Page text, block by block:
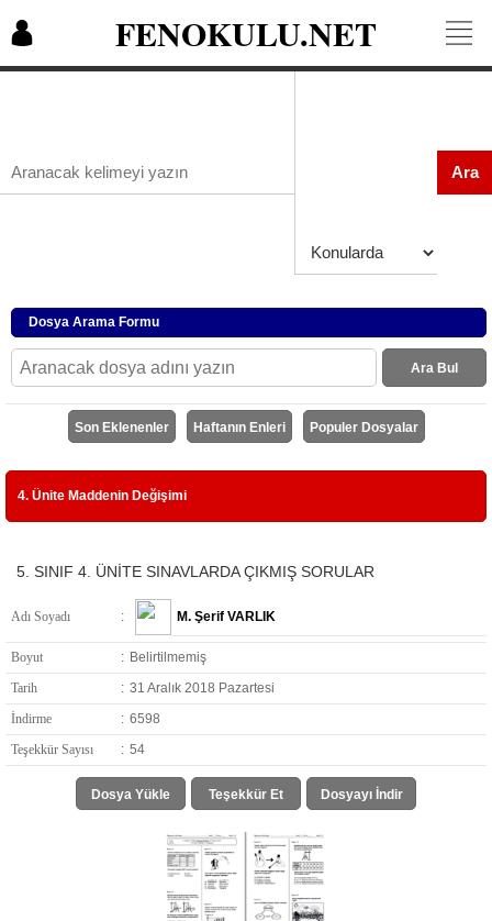
FENOKULU.NET
Ara
Dosya Arama Formu
Ara Bul
Son Eklenenler Haftanın Enleri Populer Dosyalar
4. Ünite Maddenin Değişimi
5. SINIF 4. ÜNİTE SINAVLARDA ÇIKMIŞ SORULAR
Adı Soyadı : M. Şerif VARLIK
Boyut : Belirtilmemiş
Tarih
: 31 Aralık 2018 Pazartesi
İndirme
: 6598
Teşekkür Sayısı
: 54
Dosya Yükle Teşekkür Et Dosyayı İndir